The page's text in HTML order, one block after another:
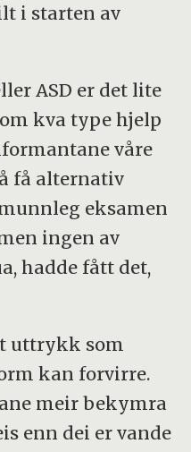
i starten av
ASD er det lite
kva type hjelp
våre
få alternativ
eksamen
ingen av
hadde fått det,
uttrykk som
kan forvirre.
meir bekymra
enn dei er vande